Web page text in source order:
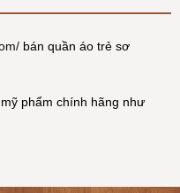
bán quần áo trẻ sơ
phẩm chính hãng như